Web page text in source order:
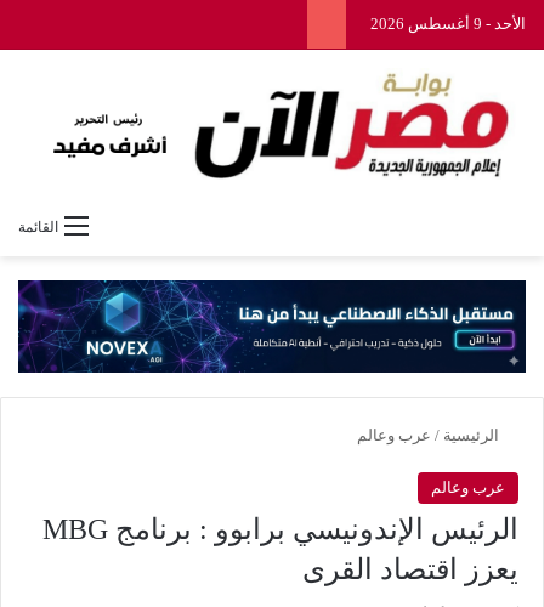
الأحد - 9 أغسطس 2026
القائمة
الرئيسية / عرب وعالم
عرب وعالم
الرئيس الإندونيسي برابوو : برنامج MBG
يعزز اقتصاد القرى